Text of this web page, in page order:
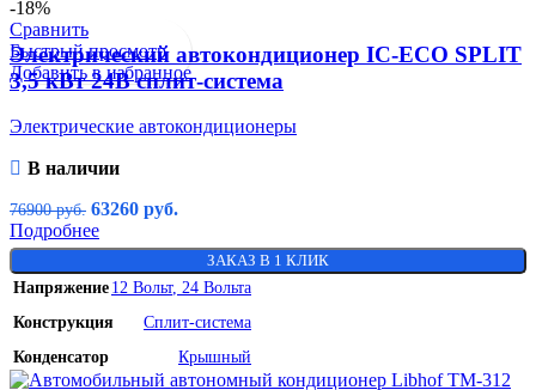
-18%
Сравнить
Быстрый просмотр
Добавить в избранное
Электрический автокондиционер IC-ECO SPLIT
3,5 кВт 24В сплит-система
Электрические автокондиционеры
В наличии
76900руб. 63260 руб.
Подробнее
ЗАКАЗ В 1 КЛИК
Напряжение12 Вольт, 24 Вольта
Конструкция
Сплит-система
Конденсатор
Крышный